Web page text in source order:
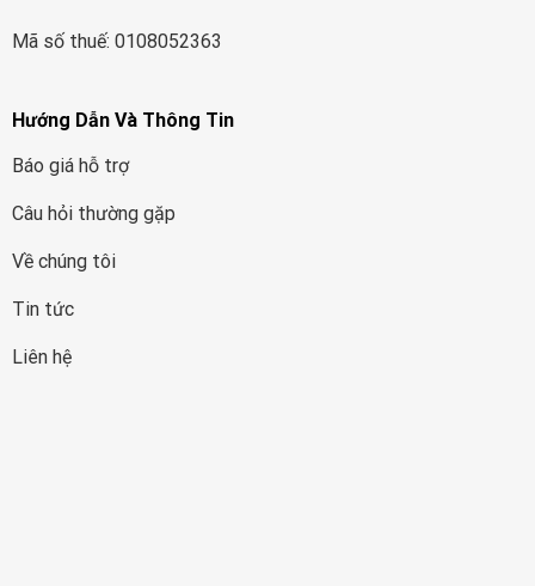
Mã số thuế: 0108052363
Hướng Dẫn Và Thông Tin
Báo giá hỗ trợ
Câu hỏi thường gặp
Về chúng tôi
Tin tức
Liên hệ